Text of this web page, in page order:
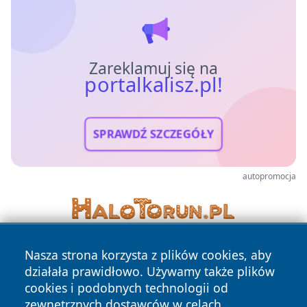
Zareklamuj się na
portalkalisz.pl!
SPRAWDŹ SZCZEGÓŁY
autopromocja
Nasza strona korzysta z plików cookies, aby
działała prawidłowo. Używamy także plików
cookies i podobnych technologii od